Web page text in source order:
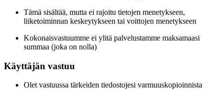
Tämä sisältää, mutta ei rajoitu tietojen menetykseen,
liiketoiminnan keskeytykseen tai voittojen menetykseen
Kokonaisvastuumme ei ylitä palvelustamme maksamaasi
summaa (joka on nolla)
Käyttäjän vastuu
Olet vastuussa tärkeiden tiedostojesi varmuuskopioinnista